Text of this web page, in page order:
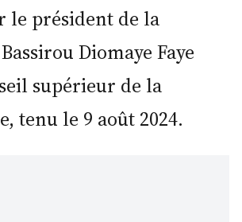
le président de la
Diomaye Faye
supérieur de la
tenu le 9 août 2024.